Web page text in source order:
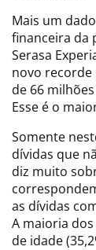
Mais um
financeira da
Serasa
novo recorde
de 66
Esse é o
Somente
dívidas que
diz muito
as dívidas
A maioria
de idade